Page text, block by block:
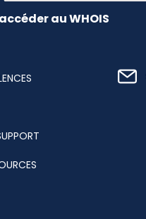
au WHOIS